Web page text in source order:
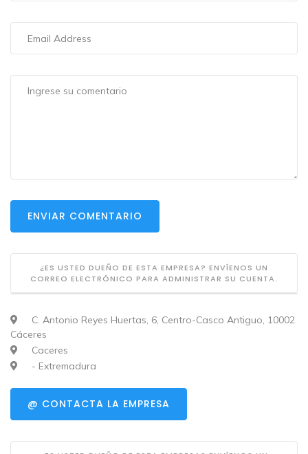
ENVIAR COMENTARIO
¿ES USTED DUEÑO DE ESTA EMPRESA? ENVÍENOS UN
CORREO ELECTRÓNICO PARA ADMINISTRAR SU CUENTA.
C. Antonio Reyes Huertas, 6, Centro-Casco Antiguo, 10002
Cáceres
Caceres
- Extremadura
@ CONTACTA LA EMPRESA